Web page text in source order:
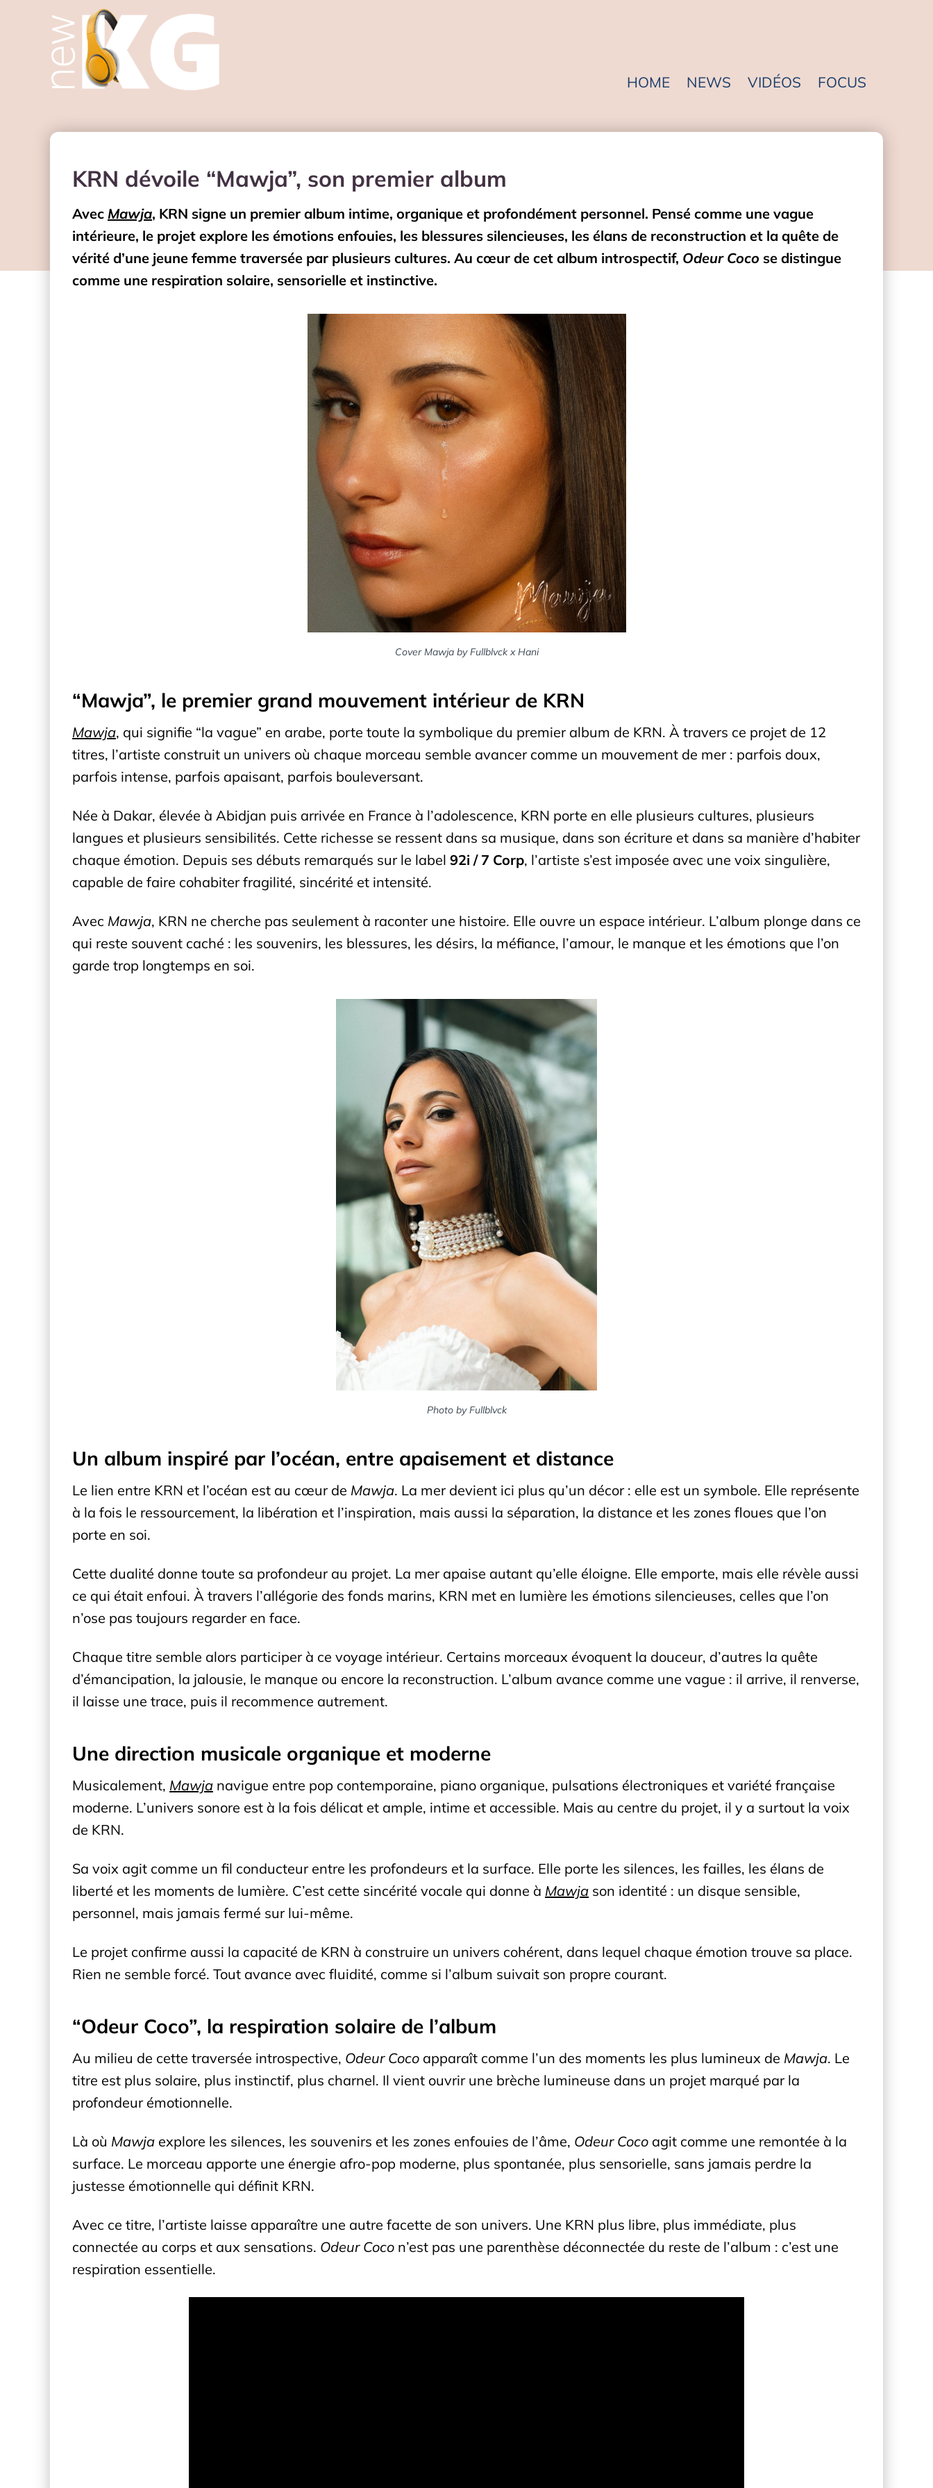
HOME NEWS VIDÉOS FOCUS
KRN dévoile “Mawja”, son premier album
Avec Mawja, KRN signe un premier album intime, organique et profondément personnel. Pensé comme une vague
intérieure, le projet explore les émotions enfouies, les blessures silencieuses, les élans de reconstruction et la quête de
vérité d’une jeune femme traversée par plusieurs cultures. Au cœur de cet album introspectif, Odeur Coco se distingue
comme une respiration solaire, sensorielle et instinctive.
Cover Mawja by Fullblvck x Hani
“Mawja”, le premier grand mouvement intérieur de KRN
Mawja, qui signifie “la vague” en arabe, porte toute la symbolique du premier album de KRN. À travers ce projet de 12
titres, l’artiste construit un univers où chaque morceau semble avancer comme un mouvement de mer : parfois doux,
parfois intense, parfois apaisant, parfois bouleversant.
Née à Dakar, élevée à Abidjan puis arrivée en France à l’adolescence, KRN porte en elle plusieurs cultures, plusieurs
langues et plusieurs sensibilités. Cette richesse se ressent dans sa musique, dans son écriture et dans sa manière d’habiter
chaque émotion. Depuis ses débuts remarqués sur le label 92i / 7 Corp, l’artiste s’est imposée avec une voix singulière,
capable de faire cohabiter fragilité, sincérité et intensité.
Avec Mawja, KRN ne cherche pas seulement à raconter une histoire. Elle ouvre un espace intérieur. L’album plonge dans ce
qui reste souvent caché : les souvenirs, les blessures, les désirs, la méfiance, l’amour, le manque et les émotions que l’on
garde trop longtemps en soi.
Photo by Fullblvck
Un album inspiré par l’océan, entre apaisement et distance
Le lien entre KRN et l’océan est au cœur de Mawja. La mer devient ici plus qu’un décor : elle est un symbole. Elle représente
à la fois le ressourcement, la libération et l’inspiration, mais aussi la séparation, la distance et les zones floues que l’on
porte en soi.
Cette dualité donne toute sa profondeur au projet. La mer apaise autant qu’elle éloigne. Elle emporte, mais elle révèle aussi
ce qui était enfoui. À travers l’allégorie des fonds marins, KRN met en lumière les émotions silencieuses, celles que l’on
n’ose pas toujours regarder en face.
Chaque titre semble alors participer à ce voyage intérieur. Certains morceaux évoquent la douceur, d’autres la quête
d’émancipation, la jalousie, le manque ou encore la reconstruction. L’album avance comme une vague : il arrive, il renverse,
il laisse une trace, puis il recommence autrement.
Une direction musicale organique et moderne
Musicalement, Mawja navigue entre pop contemporaine, piano organique, pulsations électroniques et variété française
moderne. L’univers sonore est à la fois délicat et ample, intime et accessible. Mais au centre du projet, il y a surtout la voix
de KRN.
Sa voix agit comme un fil conducteur entre les profondeurs et la surface. Elle porte les silences, les failles, les élans de
liberté et les moments de lumière. C’est cette sincérité vocale qui donne à Mawja son identité : un disque sensible,
personnel, mais jamais fermé sur lui-même.
Le projet confirme aussi la capacité de KRN à construire un univers cohérent, dans lequel chaque émotion trouve sa place.
Rien ne semble forcé. Tout avance avec fluidité, comme si l’album suivait son propre courant.
“Odeur Coco”, la respiration solaire de l’album
Au milieu de cette traversée introspective, Odeur Coco apparaît comme l’un des moments les plus lumineux de Mawja. Le
titre est plus solaire, plus instinctif, plus charnel. Il vient ouvrir une brèche lumineuse dans un projet marqué par la
profondeur émotionnelle.
Là où Mawja explore les silences, les souvenirs et les zones enfouies de l’âme, Odeur Coco agit comme une remontée à la
surface. Le morceau apporte une énergie afro-pop moderne, plus spontanée, plus sensorielle, sans jamais perdre la
justesse émotionnelle qui définit KRN.
Avec ce titre, l’artiste laisse apparaître une autre facette de son univers. Une KRN plus libre, plus immédiate, plus
connectée au corps et aux sensations. Odeur Coco n’est pas une parenthèse déconnectée du reste de l’album : c’est une
respiration essentielle.